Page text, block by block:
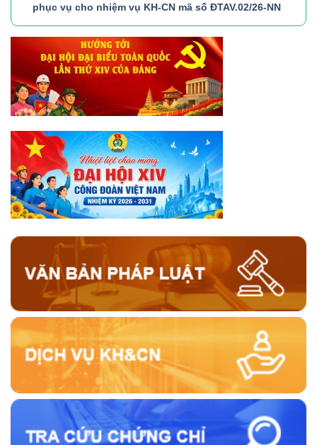
phục vụ cho nhiệm vụ KH-CN mã số ĐTAV.02/26-NN